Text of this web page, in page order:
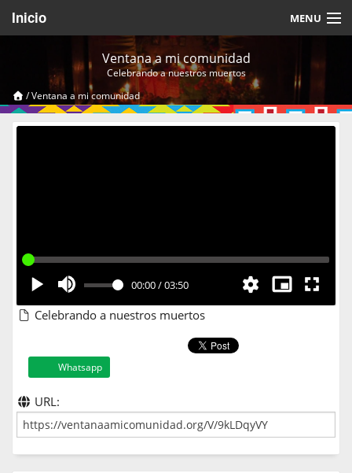
Inicio MENU
Videos Temáticos
Cerrar Sesión
Ventana a mi comunidad
Celebrando a nuestros muertos
/Ventana a mi comunidad
00:00/03:50
Celebrando a nuestros muertos
Whatsapp
URL: